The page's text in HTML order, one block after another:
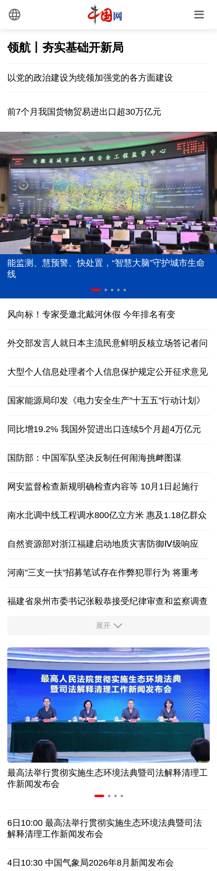
领航丨夯实基础开新局
以党的政治建设为统领加强党的各方面建设
前7个月我国货物贸易进出口超30万亿元
能监测、慧预警、快处置，“智慧大脑”守护城市生命
线
风向标！专家受邀北戴河休假 今年排名有变
外交部发言人就日本主流民意鲜明反核立场答记者问
大型个人信息处理者个人信息保护规定公开征求意见
国家能源局印发《电力安全生产"十五五"行动计划》
同比增19.2% 我国外贸进出口连续5个月超4万亿元
国防部：中国军队坚决反制任何闹海挑衅图谋
网安监督检查新规明确检查内容等 10月1日起施行
南水北调中线工程调水800亿立方米 惠及1.18亿群众
自然资源部对浙江福建启动地质灾害防御Ⅳ级响应
河南"三支一扶"招募笔试存在作弊犯罪行为 将重考
福建省泉州市委书记张毅恭接受纪律审查和监察调查
东航：国内客票提前14天免费退改
近346亿元 广东电网交出上半年投资建设亮眼答卷
31省份上半年外贸成绩单出炉 见证产业提质跃迁
比一张A4纸还要薄！我国高端钢材迎来密集突破
让药品更好触达患者 多款新药选择网络平台首发
7月份中国仓储指数保持扩张 行业运行韧性较强
乌总统呼吁向乌提供更多导弹 特朗普：我们也想要
日本广岛废墟旁响起抗议声：勿忘历史、拒绝拥核
展开
最高法举行贯彻实施生态环境法典暨司法解释清理工
作新闻发布会
6日10:00 最高法举行贯彻实施生态环境法典暨司法
解释清理工作新闻发布会
4日10:30 中国气象局2026年8月新闻发布会